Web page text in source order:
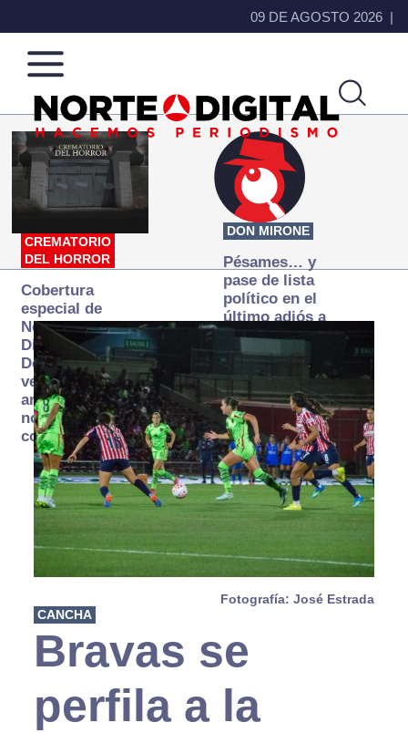
09 DE AGOSTO 2026
Norte
de
Ciudad
Más
que
noticias,
hacemos periodismo
CREMATORIO
DEL HORROR
Cobertura
especial de
Norte
Digital:
Donde la
verdad
arde… pero
no se
consume
DON MIRONE
Pésames… y
pase de lista
político en el
último adiós a
Papá Grande
Fotografía: José Estrada
CANCHA
Bravas se
perfila a la